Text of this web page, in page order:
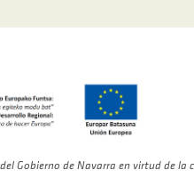
Gobierno de Navarra en virtud de la